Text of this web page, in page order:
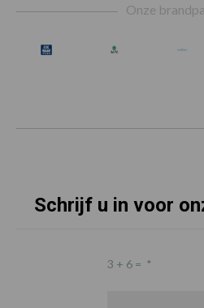
Onze
Schrijf u in voor
3 + 6 = *